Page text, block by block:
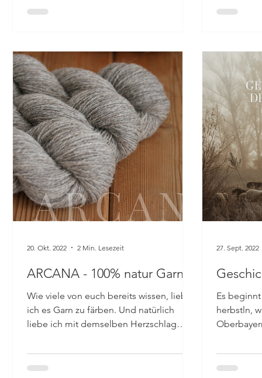
ARCANA - 100% natur Garn
Wie viele von euch bereits wissen, liebe
ich es Garn zu färben. Und natürlich
liebe ich mit demselben Herzschlag
20. Okt. 2022 2 Min. Lesezeit
Es
herbstln,
27. Sept. 2022